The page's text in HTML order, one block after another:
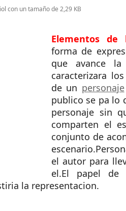
con un tamaño de 2,29 KB
Elementos
forma de
que avance
caracterizara los
de un personaje
publico se pa lo
personaje sin
comparten el
conjunto de
el autor para
el.El papel de
la representacion.